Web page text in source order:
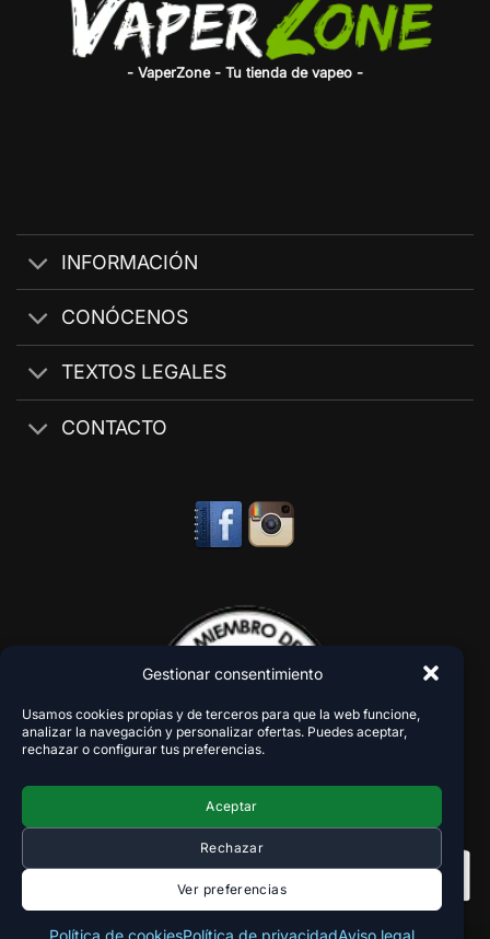
Gestionar consentimiento
Usamos cookies propias y de terceros para que la web funcione,
analizar la navegación y personalizar ofertas. Puedes aceptar,
rechazar o configurar tus preferencias.
Aceptar
Rechazar
Ver preferencias
- VaperZone - Tu tienda de vapeo -
INFORMACIÓN
CONÓCENOS
TEXTOS LEGALES
CONTACTO